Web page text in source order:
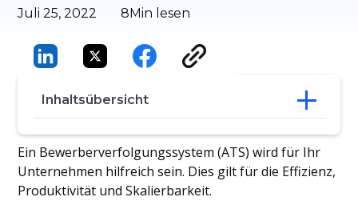
Juli 25, 2022 8Min lesen
Inhaltsübersicht
Was ist ein Bewerberverfolgungssystem
(ATS) für die Personalbeschaffung?
Worauf sollten Sie bei
Bewerberverfolgungssystemen für die
Ein Bewerberverfolgungssystem (ATS) wird für Ihr
Unternehmen hilfreich sein. Dies gilt für die Effizienz,
Produktivität und Skalierbarkeit.